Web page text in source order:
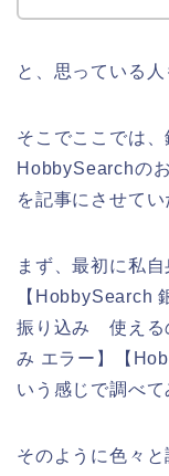
と、思っている
そこでここでは
HobbySearchの
を記事にさせてい
まず、最初に私
【HobbySearch
振り込み 使える
み エラー】【
いう感じで調べて
そのように色々と